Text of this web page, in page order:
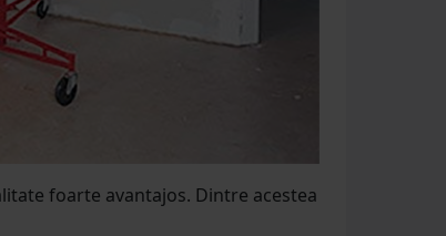
foarte avantajos. Dintre acestea